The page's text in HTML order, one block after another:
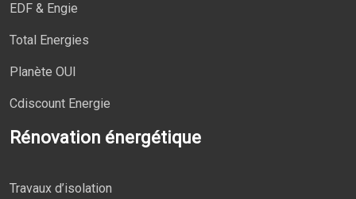
EDF & Engie
Total Energies
Planète OUI
Cdiscount Energie
Rénovation énergétique
Travaux d’isolation